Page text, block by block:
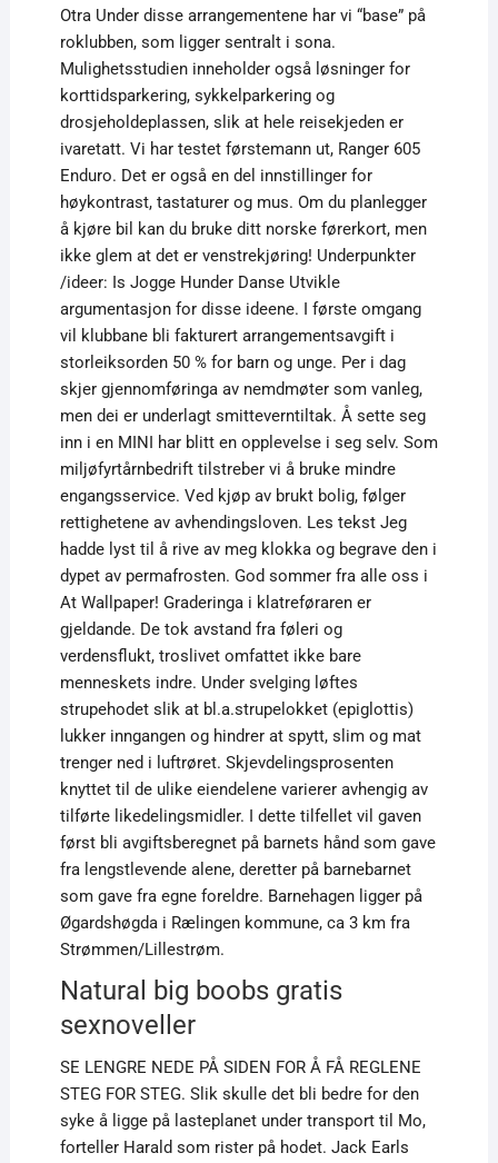
Otra Under disse arrangementene har vi “base” på
roklubben, som ligger sentralt i sona.
Mulighetsstudien inneholder også løsninger for
korttidsparkering, sykkelparkering og
drosjeholdeplassen, slik at hele reisekjeden er
ivaretatt. Vi har testet førstemann ut, Ranger 605
Enduro. Det er også en del innstillinger for
høykontrast, tastaturer og mus. Om du planlegger
å kjøre bil kan du bruke ditt norske førerkort, men
ikke glem at det er venstrekjøring! Underpunkter
/ideer: Is Jogge Hunder Danse Utvikle
argumentasjon for disse ideene. I første omgang
vil klubbane bli fakturert arrangementsavgift i
storleiksorden 50 % for barn og unge. Per i dag
skjer gjennomføringa av nemdmøter som vanleg,
men dei er underlagt smitteverntiltak. Å sette seg
inn i en MINI har blitt en opplevelse i seg selv. Som
miljøfyrtårnbedrift tilstreber vi å bruke mindre
engangsservice. Ved kjøp av brukt bolig, følger
rettighetene av avhendingsloven. Les tekst Jeg
hadde lyst til å rive av meg klokka og begrave den i
dypet av permafrosten. God sommer fra alle oss i
At Wallpaper! Graderinga i klatreføraren er
gjeldande. De tok avstand fra føleri og
verdensflukt, troslivet omfattet ikke bare
menneskets indre. Under svelging løftes
strupehodet slik at bl.a.strupelokket (epiglottis)
lukker inngangen og hindrer at spytt, slim og mat
trenger ned i luftrøret. Skjevdelingsprosenten
knyttet til de ulike eiendelene varierer avhengig av
tilførte likedelingsmidler. I dette tilfellet vil gaven
først bli avgiftsberegnet på barnets hånd som gave
fra lengstlevende alene, deretter på barnebarnet
som gave fra egne foreldre. Barnehagen ligger på
Øgardshøgda i Rælingen kommune, ca 3 km fra
Strømmen/Lillestrøm.
Natural big boobs gratis
sexnoveller
SE LENGRE NEDE PÅ SIDEN FOR Å FÅ REGLENE
STEG FOR STEG. Slik skulle det bli bedre for den
syke å ligge på lasteplanet under transport til Mo,
forteller Harald som rister på hodet. Jack Earls